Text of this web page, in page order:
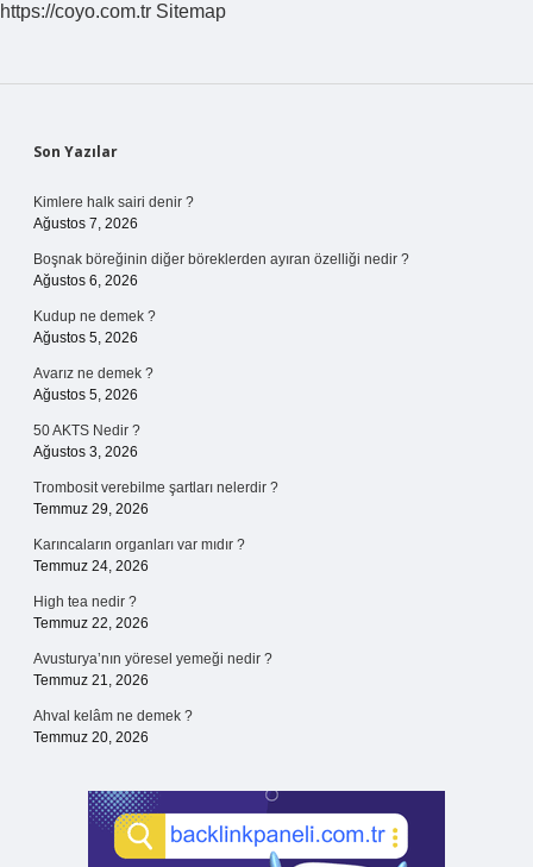
https://coyo.com.tr Sitemap
Sidebar
Son Yazılar
Kimlere halk sairi denir ?
Ağustos 7, 2026
Boşnak böreğinin diğer böreklerden ayıran özelliği nedir ?
Ağustos 6, 2026
Kudup ne demek ?
Ağustos 5, 2026
Avarız ne demek ?
Ağustos 5, 2026
50 AKTS Nedir ?
Ağustos 3, 2026
Trombosit verebilme şartları nelerdir ?
Temmuz 29, 2026
Karıncaların organları var mıdır ?
Temmuz 24, 2026
High tea nedir ?
Temmuz 22, 2026
Avusturya’nın yöresel yemeği nedir ?
Temmuz 21, 2026
Ahval kelâm ne demek ?
Temmuz 20, 2026